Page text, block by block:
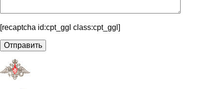
[recaptcha id:cpt_ggl class:cpt_ggl]